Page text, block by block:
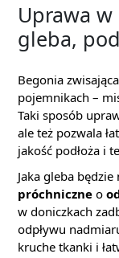
Uprawa
gleba,
Begonia
pojemnikach –
Taki sposób
ale też pozwala
jakość podłoża i
Jaka gleba będzie
próchniczne o
w doniczkach
odpływu
kruche tkanki i